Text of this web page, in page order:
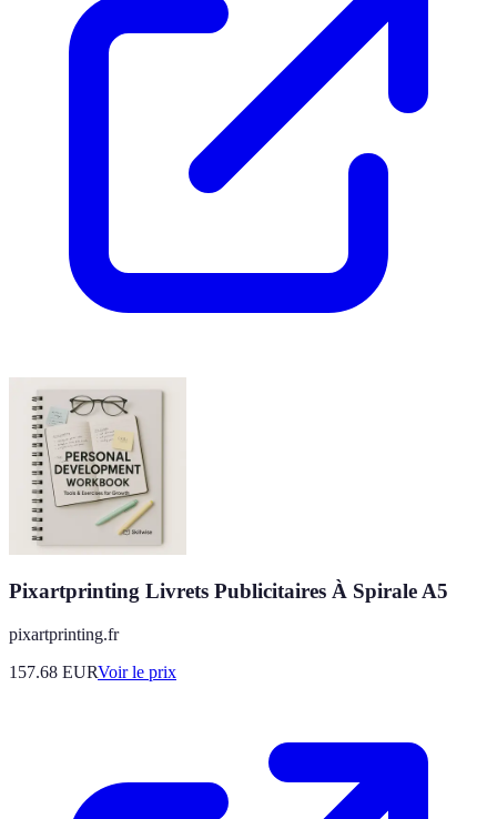
Pixartprinting Livrets Publicitaires À Spirale A5
pixartprinting.fr
157.68 EURVoir le prix